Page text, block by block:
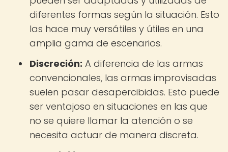
diferentes formas según la situación. Esto
las hace muy versátiles y útiles en una
amplia gama de escenarios.
Discreción: A diferencia de las armas
convencionales, las armas improvisadas
suelen pasar desapercibidas. Esto puede
ser ventajoso en situaciones en las que
no se quiere llamar la atención o se
necesita actuar de manera discreta.